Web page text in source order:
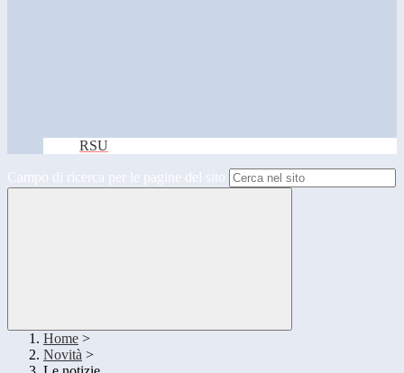
RSU
Campo di ricerca per le pagine del sito
Home >
Novità >